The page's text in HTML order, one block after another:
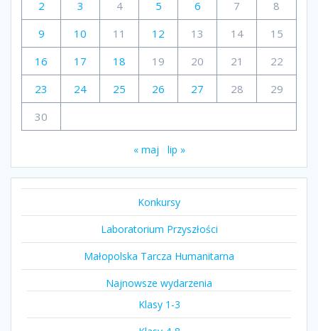
2 3 4 5 6 7
8
9
10 11 12 13 14
15
16
17 18 19 20 21
22
23
24 25 26 27 28
29
30
« maj lip »
Konkursy
Laboratorium Przyszłości
Małopolska Tarcza Humanitarna
Najnowsze wydarzenia
Klasy 1-3